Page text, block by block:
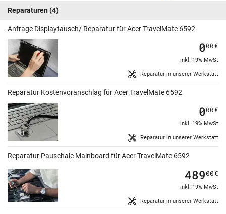
Reparaturen (4)
Anfrage Displaytausch/ Reparatur für Acer TravelMate 6592
Reparatur in unserer Werkstatt
000€
inkl. 19% MwSt
Reparatur Kostenvoranschlag für Acer TravelMate 6592
Reparatur in unserer Werkstatt
000€
inkl. 19% MwSt
Reparatur Pauschale Mainboard für Acer TravelMate 6592
Reparatur in unserer Werkstatt
48900€
inkl. 19% MwSt